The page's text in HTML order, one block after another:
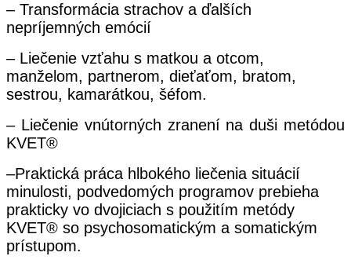
– Transformácia strachov a ďalších
nepríjemných emócií
– Liečenie vzťahu s matkou a otcom,
manželom, partnerom, dieťaťom, bratom,
sestrou, kamarátkou, šéfom.
– Liečenie vnútorných zranení na duši metódou
KVET®
–Praktická práca hlbokého liečenia situácií
minulosti, podvedomých programov prebieha
prakticky vo dvojiciach s použitím metódy
KVET® so psychosomatickým a somatickým
prístupom.